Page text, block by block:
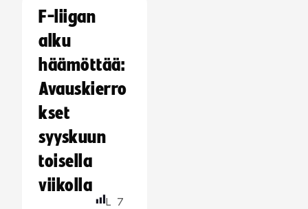
F-liigan
alku
häämöttää:
Avauskierro
kset
syyskuun
toisella
viikolla
L 7